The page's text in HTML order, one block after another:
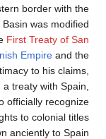
eastern border
Amazon Basin was
by theFirst
theSpanish Empire
to add legitimacy to
signed a treaty
Spain to officially
its sole rights to
known anciently